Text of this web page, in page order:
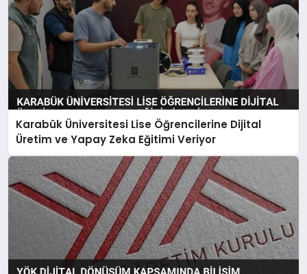
Karabük Üniversitesi Lise Öğrencilerine Dijital
Üretim ve Yapay Zeka Eğitimi Veriyor